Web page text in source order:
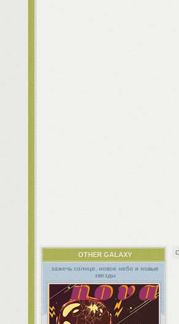
OTHER GALAXY
зажечь cолнце, новое небо и новые
звезды